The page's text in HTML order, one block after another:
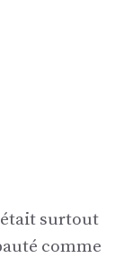
était surtout
comme